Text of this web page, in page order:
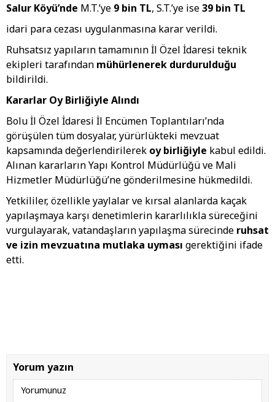
Salur Köyü’nde M.T.’ye 9 bin TL, S.T.’ye ise39 bin TL
idari para cezası uygulanmasına karar verildi.
Ruhsatsız yapıların tamamının İl Özel İdaresi teknik
ekipleri tarafından mühürlenerek durdurulduğu
bildirildi.
Kararlar Oy Birliğiyle Alındı
Bolu İl Özel İdaresi İl Encümen Toplantıları’nda
görüşülen tüm dosyalar, yürürlükteki mevzuat
kapsamında değerlendirilerek oy birliğiyle kabul edildi.
Alınan kararların Yapı Kontrol Müdürlüğü ve Mali
Hizmetler Müdürlüğü’ne gönderilmesine hükmedildi.
Yetkililer, özellikle yaylalar ve kırsal alanlarda kaçak
yapılaşmaya karşı denetimlerin kararlılıkla süreceğini
vurgulayarak, vatandaşların yapılaşma sürecinde ruhsat
ve izin mevzuatına mutlaka uyması gerektiğini ifade
etti.
Yorum yazın